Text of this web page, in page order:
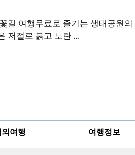
길 여행무료로 즐기는 생태공원
저절로 붉고 노란 …
여행 여행정보